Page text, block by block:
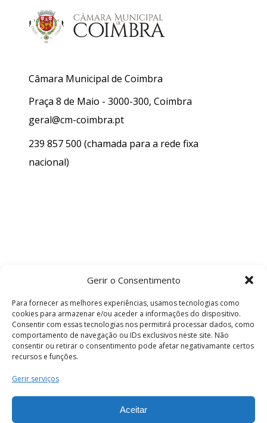
Gerir o Consentimento
Para fornecer as melhores experiências, usamos tecnologias como
cookies para armazenar e/ou aceder a informações do dispositivo.
Consentir com essas tecnologias nos permitirá processar dados, como
comportamento de navegação ou IDs exclusivos neste site. Não
consentir ou retirar o consentimento pode afetar negativamante certos
recursos e funções.
Gerir serviços
Aceitar
Câmara Municipal de Coimbra
Praça 8 de Maio - 3000-300, Coimbra
geral@cm-coimbra.pt
239 857 500 (chamada para a rede fixa
nacional)
Termos e Condições